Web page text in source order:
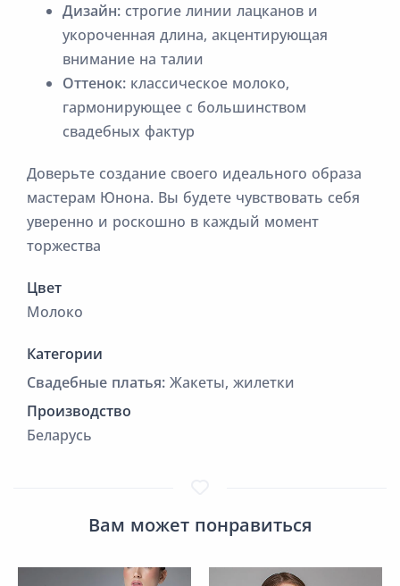
Дизайн: строгие линии лацканов и
укороченная длина, акцентирующая
внимание на талии
Оттенок: классическое молоко,
гармонирующее с большинством
свадебных фактур
Доверьте создание своего идеального образа
мастерам Юнона. Вы будете чувствовать себя
уверенно и роскошно в каждый момент
торжества
Цвет
Молоко
Категории
Cвадебные платья: Жакеты, жилетки
Производство
Беларусь
Вам может понравиться